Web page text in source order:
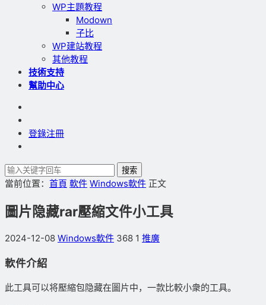
WP主題教程
Modown
子比
WP建站教程
其他教程
技術支持
幫助中心
登錄注冊
搜索
當前位置： 首頁 軟件 Windows軟件 正文
圖片隐藏rar壓縮文件小工具
2024-12-08 Windows軟件 368 1 推廣
軟件介紹
此工具可以将壓縮包隐藏在圖片中，一款比較小衆的工具。